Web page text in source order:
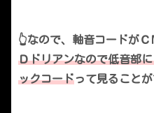
👆なので、軸音コードがＣ
Ｄドリアンなので低音部
ックコードって見ることが